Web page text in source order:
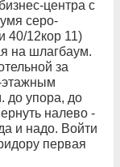
центра с
серо-
40/12кор 11)
на шлагбаум.
за
до упора, до
налево -
и надо. Войти
первая